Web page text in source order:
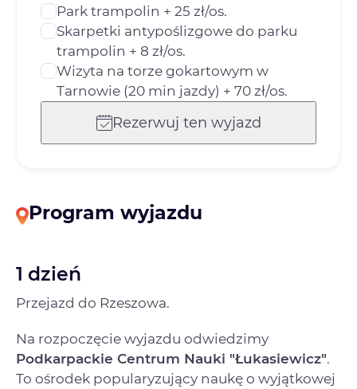
Park trampolin + 25 zł/os.
Skarpetki antypoślizgowe do parku
trampolin + 8 zł/os.
Wizyta na torze gokartowym w
Tarnowie (20 min jazdy) + 70 zł/os.
Rezerwuj ten wyjazd
Program wyjazdu
1 dzień
Przejazd do Rzeszowa.
Na rozpoczęcie wyjazdu odwiedzimy
Podkarpackie Centrum Nauki "Łukasiewicz".
To ośrodek popularyzujący naukę o wyjątkowej